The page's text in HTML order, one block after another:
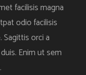
facilisis magna
odio facilisis
orci a
Enim ut sem